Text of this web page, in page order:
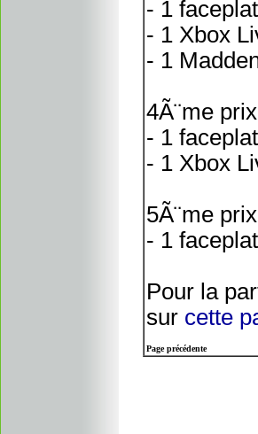
- 1
- 1 Xbox
- 1
4Ã¨me
- 1
- 1 Xbox
5Ã¨me
- 1
Pour la
sur cette
Page précédente